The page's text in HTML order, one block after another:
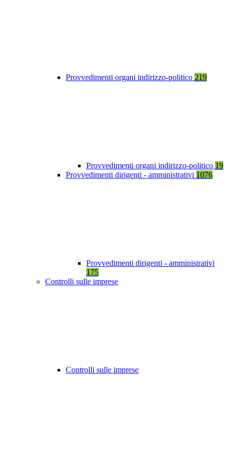
Provvedimenti organi indirizzo-politico 219
Provvedimenti organi indirizzo-politico 19
Provvedimenti dirigenti - amministrativi 1076
Provvedimenti dirigenti - amministrativi
175
Controlli sulle imprese
Controlli sulle imprese